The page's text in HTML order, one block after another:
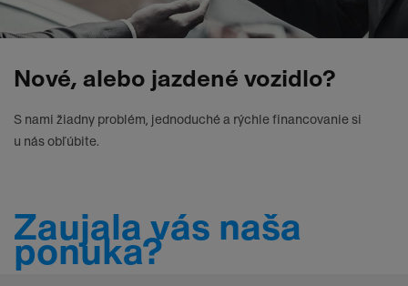
Nové, alebo jazdené vozidlo?
S nami žiadny problém, jednoduché a rýchle financovanie si
u nás obľúbite.
Zaujala vás naša
ponuka?